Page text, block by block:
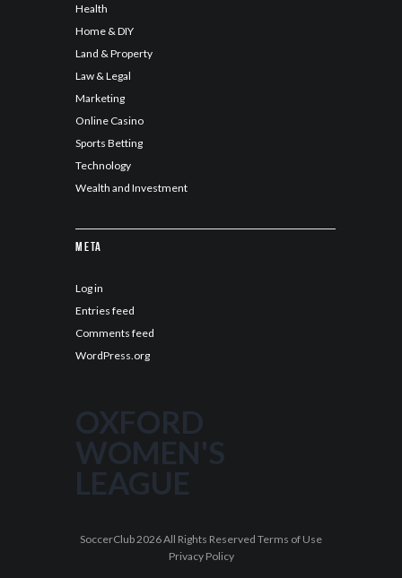
Health
Home & DIY
Land & Property
Law & Legal
Marketing
Online Casino
Sports Betting
Technology
Wealth and Investment
Meta
Log in
Entries feed
Comments feed
WordPress.org
OXFORD
WOMEN'S
LEAGUE
SoccerClub 2026 All Rights Reserved Terms of Use
Privacy Policy